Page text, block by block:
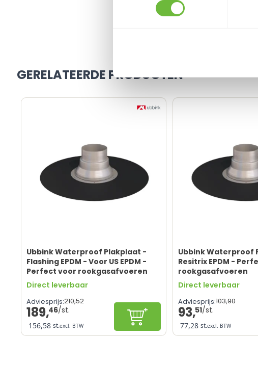
GERELATEERDE PRODUCTEN
Ubbink Waterproof Plakplaat -
Flashing EPDM - Voor US EPDM -
Perfect voor rookgasafvoeren
Direct leverbaar
Adviesprijs:210,52
189,46
156,58 st.excl. BTW
Configureren
Ubbink Waterproof
Resitrix EPDM -
rookgasafvoeren
Direct leverbaar
Adviesprijs:103,90
93,51
77,28 st.excl. BTW